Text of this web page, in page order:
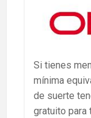
Si tienes
mínima
de suerte
gratuito para